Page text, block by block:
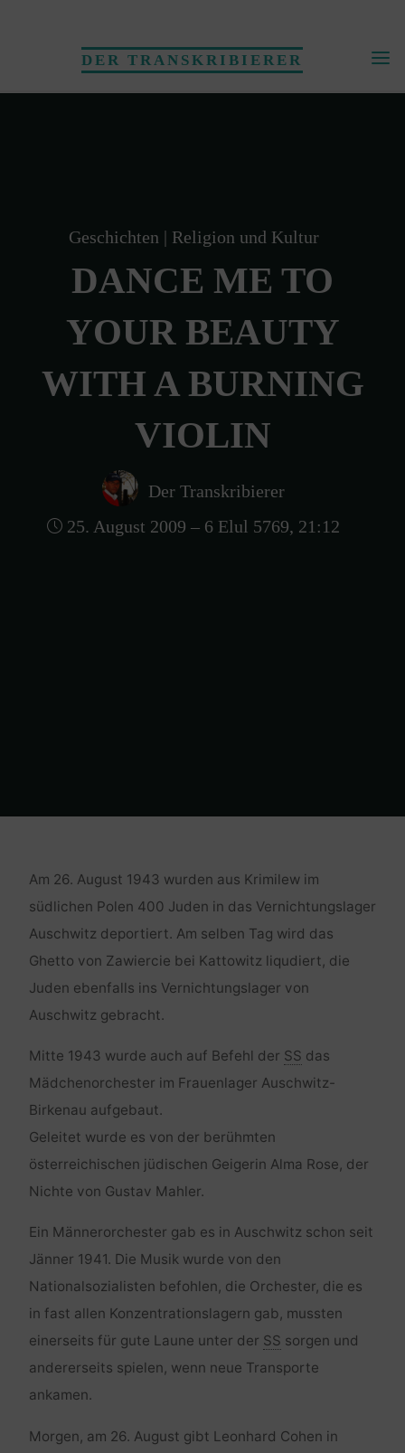
DER TRANSKRIBIERER
Geschichten | Religion und Kultur
DANCE ME TO
YOUR BEAUTY
WITH A BURNING
VIOLIN
Der Transkribierer
25. August 2009 – 6 Elul 5769, 21:12
Am 26. August 1943 wurden aus Krimilew im
südlichen Polen 400 Juden in das Vernichtungslager
Auschwitz deportiert. Am selben Tag wird das
Ghetto von Zawiercie bei Kattowitz liqudiert, die
Juden ebenfalls ins Vernichtungslager von
Auschwitz gebracht.
Mitte 1943 wurde auch auf Befehl der SS das
Mädchenorchester im Frauenlager Auschwitz-
Birkenau aufgebaut.
Geleitet wurde es von der berühmten
österreichischen jüdischen Geigerin Alma Rose, der
Nichte von Gustav Mahler.
Ein Männerorchester gab es in Auschwitz schon seit
Jänner 1941. Die Musik wurde von den
Nationalsozialisten befohlen, die Orchester, die es
in fast allen Konzentrationslagern gab, mussten
einerseits für gute Laune unter der SS sorgen und
andererseits spielen, wenn neue Transporte
ankamen.
Morgen, am 26. August gibt Leonhard Cohen in